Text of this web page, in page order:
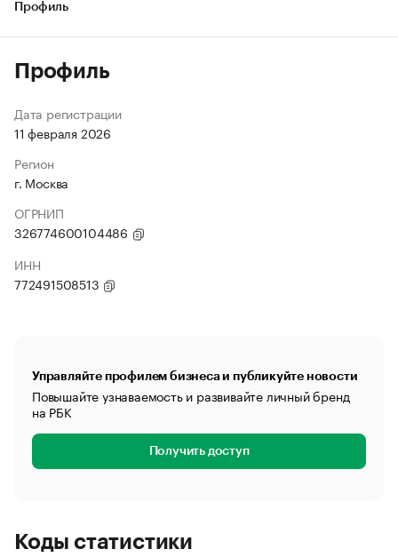
Профиль
Профиль
Дата регистрации
11 февраля 2026
Регион
г. Москва
ОГРНИП
326774600104486
ИНН
772491508513
Управляйте профилем бизнеса и публикуйте новости
Повышайте узнаваемость и развивайте личный бренд
на РБК
Получить доступ
Коды статистики